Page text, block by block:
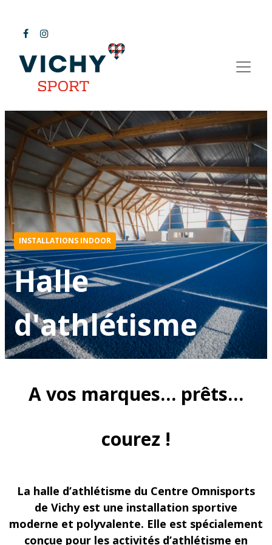
INSTALLATIONS INDOOR
Halle
d'athlétisme
A vos marques… prêts…
courez !
La halle d’athlétisme du Centre Omnisports
de Vichy est une installation sportive
moderne et polyvalente. Elle est spécialement
conçue pour les activités d’athlétisme en